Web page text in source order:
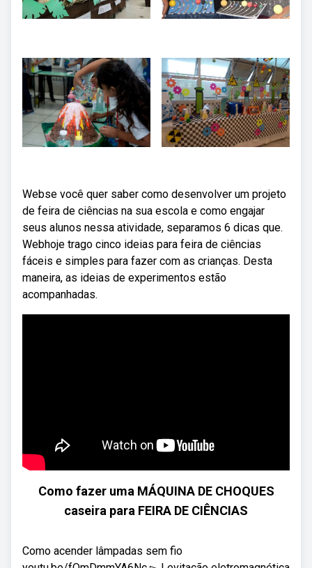
Webse você quer saber como desenvolver um projeto
de feira de ciências na sua escola e como engajar
seus alunos nessa atividade, separamos 6 dicas que.
Webhoje trago cinco ideias para feira de ciências
fáceis e simples para fazer com as crianças. Desta
maneira, as ideias de experimentos estão
acompanhadas.
Como fazer uma MÁQUINA DE CHOQUES
caseira para FEIRA DE CIÊNCIAS
Como acender lâmpadas sem fio